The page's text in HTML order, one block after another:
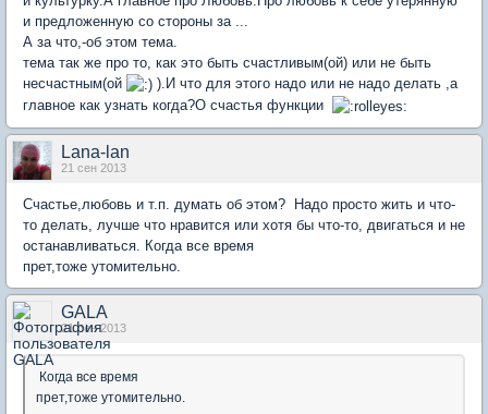
и предложенную со стороны за ...
А за что,-об этом тема.
тема так же про то, как это быть счастливым(ой) или не быть
несчастным(ой
).И что для этого надо или не надо делать ,а
главное как узнать когда?О счастья функции
Lana-lan
21 сен 2013
Счастье,любовь и т.п. думать об этом? Надо просто жить и что-
то делать, лучше что нравится или хотя бы что-то, двигаться и не
останавливаться. Когда все время
прет,тоже утомительно.
GALA
21 сен 2013
Когда все время
прет,тоже утомительно.